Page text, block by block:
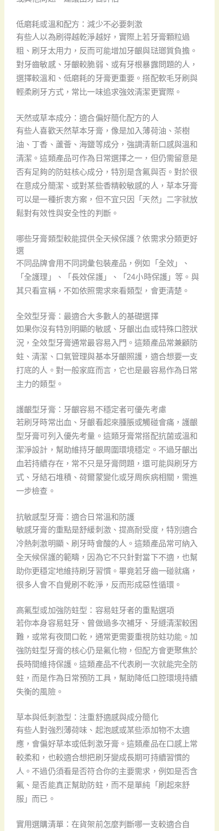
低磨耗或溫和配方：減少不必要刺激
有些人以為刷得越乾淨越好，實際上若牙膏顆粒過
粗、刷牙太用力，反而可能增加牙齦與琺瑯質負擔。
對牙齒敏感、牙齦較脆弱、或有牙根暴露問題的人，
選擇較溫和、低磨耗的牙膏更重要。搭配軟毛牙刷與
輕柔刷牙方式，常比一味追求強效清潔更實際。
天然或草本成分：適合偏好簡化配方的人
有些人喜歡天然草本牙膏，像是加入薄荷油、茶樹
油、丁香、蘆薈、海鹽等成分，強調清新口感與溫和
清潔。這類產品可作為日常選擇之一，但仍需留意是
否有足夠的防蛀核心成分，特別是含氟與否。對於很
在意成分簡潔、或對某些香精較敏感的人，草本牙膏
可以是一種折衷方案，但不宜只因「天然」二字就放
鬆對有效性與安全性的判斷。
哪些牙膏類型較能提供全天候保護？依需求分類更好
選
不同品牌會用不同詞彙包裝產品，例如「全效」、
「全護理」、「長效保護」、「24小時保護」等。與
其只看宣稱，不如依照需求來看類型，會更清楚。
全效型牙膏：最適合大多數人的基礎選擇
如果你沒有特別明顯的敏感、牙齦出血或特殊口腔狀
況，全效型牙膏通常最容易入門。這類產品常兼顧防
蛀、清潔、口氣管理與基本牙齦照護，適合想要一支
打底的人。對一般家庭而言，它也是最容易作為日常
主力的類型。
護齦型牙膏：牙齦容易不穩定者可優先考慮
若刷牙時常出血、牙齦看起來腫脹或觸碰會痛，護齦
型牙膏可列入優先考量。這類牙膏常搭配抗菌或溫和
潔淨設計，幫助維持牙齦周圍環境穩定。不過牙齦出
血若持續存在，常不只是牙膏問題，還可能與刷牙方
式、牙結石堆積、荷爾蒙變化或牙周疾病相關，需進
一步檢查。
抗敏感型牙膏：適合日常溫和防護
敏感牙膏的重點是舒緩刺激、提高耐受度，特別適合
冷熱刺激明顯、刷牙時會酸的人。這類產品常可納入
全天候保護的範疇，因為它不只針對當下不適，也幫
助你更穩定地維持刷牙習慣。畢竟若牙齒一碰就痛，
很多人會不自覺刷不乾淨，反而形成惡性循環。
高氟型或加強防蛀型：容易蛀牙者的重點選項
若你本身容易蛀牙、曾做過多次補牙、牙縫清潔較困
難，或常有夜間口乾，通常更需要重視防蛀功能。加
強防蛀型牙膏的核心仍是氟化物，但配方會更聚焦於
長時間維持保護。這類產品不代表刷一次就能完全防
蛀，而是作為日常預防工具，幫助降低口腔環境持續
失衡的風險。
草本與低刺激型：注重舒適感與成分簡化
有些人對強烈薄荷味、起泡感或某些添加物不太適
應，會偏好草本或低刺激牙膏。這類產品在口感上常
較柔和，也較適合想把刷牙變成長期可持續習慣的
人。不過仍須看是否符合你的主要需求，例如是否含
氟、是否能真正幫助防蛀，而不是單純「刷起來舒
服」而已。
實用選購清單：在貨架前怎麼判斷哪一支較適合自